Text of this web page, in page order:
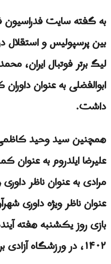
به گفته سایت فدراسیون
بین پرسپولیس و
لیگ برتر فوتبال ایران،
ابوالفضلی به عنوان
داشت.
همچنین سید وحید کاظمی
علیرضا ایلدروم به
مرادی به عنوان ناظر
عنوان ناظر ویژه داوری
بازی روز یکشنبه هفته
۱۴۰۲، در ورزشگاه آزادی برگزار خواهد شد.